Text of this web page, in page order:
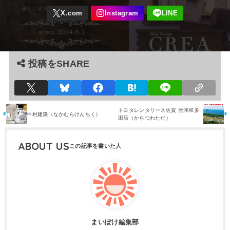
投稿をSHARE
中村建築（なかむらけんちく）
トヨタレンタリース佐賀 唐津和多
田店（からつわただ）
ABOUT US
まいぽけ編集部